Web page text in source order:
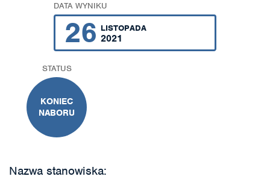
DATA WYNIKU
26 LISTOPADA
2021
STATUS
KONIEC
NABORU
Nazwa stanowiska: